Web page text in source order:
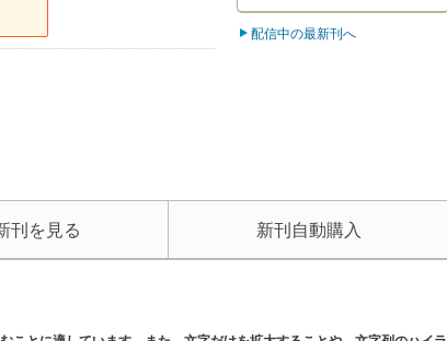
配信中の最新刊へ
刊を見る 新刊自動購入